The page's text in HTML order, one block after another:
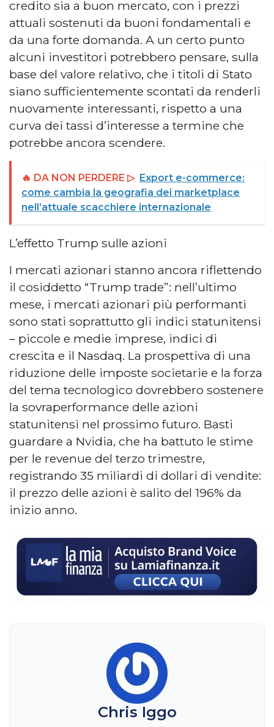
credito sia a buon mercato, con i prezzi
attuali sostenuti da buoni fondamentali e
da una forte domanda. A un certo punto
alcuni investitori potrebbero pensare, sulla
base del valore relativo, che i titoli di Stato
siano sufficientemente scontati da renderli
nuovamente interessanti, rispetto a una
curva dei tassi d’interesse a termine che
potrebbe ancora scendere.
🔥 DA NON PERDERE ▷ Export e-commerce:
come cambia la geografia dei marketplace
nell’attuale scacchiere internazionale
L’effetto Trump sulle azioni
I mercati azionari stanno ancora riflettendo
il cosiddetto “Trump trade”: nell’ultimo
mese, i mercati azionari più performanti
sono stati soprattutto gli indici statunitensi
– piccole e medie imprese, indici di
crescita e il Nasdaq. La prospettiva di una
riduzione delle imposte societarie e la forza
del tema tecnologico dovrebbero sostenere
la sovraperformance delle azioni
statunitensi nel prossimo futuro. Basti
guardare a Nvidia, che ha battuto le stime
per le revenue del terzo trimestre,
registrando 35 miliardi di dollari di vendite:
il prezzo delle azioni è salito del 196% da
inizio anno.
Chris Iggo